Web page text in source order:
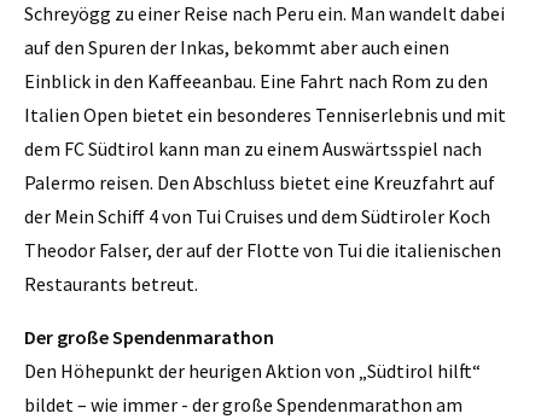
Schreyögg zu einer Reise nach Peru ein. Man wandelt dabei
auf den Spuren der Inkas, bekommt aber auch einen
Einblick in den Kaffeeanbau. Eine Fahrt nach Rom zu den
Italien Open bietet ein besonderes Tenniserlebnis und mit
dem FC Südtirol kann man zu einem Auswärtsspiel nach
Palermo reisen. Den Abschluss bietet eine Kreuzfahrt auf
der Mein Schiff 4 von Tui Cruises und dem Südtiroler Koch
Theodor Falser, der auf der Flotte von Tui die italienischen
Restaurants betreut.
Der große Spendenmarathon
Den Höhepunkt der heurigen Aktion von „Südtirol hilft“
bildet – wie immer - der große Spendenmarathon am